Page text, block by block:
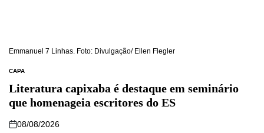
Emmanuel 7 Linhas. Foto: Divulgação/ Ellen Flegler
CAPA
Literatura capixaba é destaque em seminário
que homenageia escritores do ES
08/08/2026